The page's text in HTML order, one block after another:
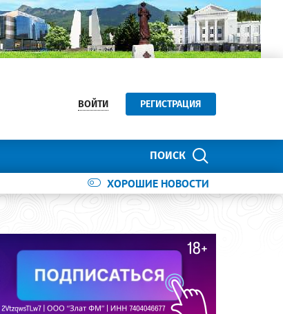
ВОЙТИ РЕГИСТРАЦИЯ
ПОИСК
ХОРОШИЕ НОВОСТИ